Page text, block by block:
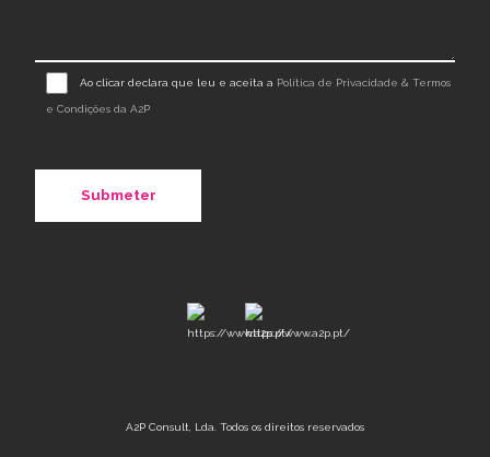
Ao clicar declara que leu e aceita a Política de Privacidade & Termos
e Condições da A2P
A2P Consult, Lda. Todos os direitos reservados